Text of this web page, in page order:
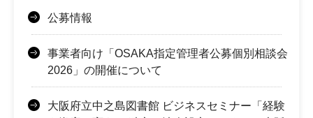
公募情報
事業者向け「OSAKA指定管理者公募個別相談会
2026」の開催について
大阪府立中之島図書館 ビジネスセミナー「経験